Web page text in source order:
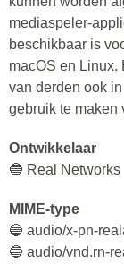
mediaspeler-
beschikbaar is
macOS en
van derden ook
gebruik te maken
Ontwikkelaar
🔵 Real Networks
MIME-type
🔵 audio/x-pn-
🔵 audio/vnd.rn-